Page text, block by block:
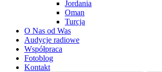
Jordania
Oman
Turcja
O Nas od Was
Audycje radiowe
Współpraca
Fotoblog
Kontakt